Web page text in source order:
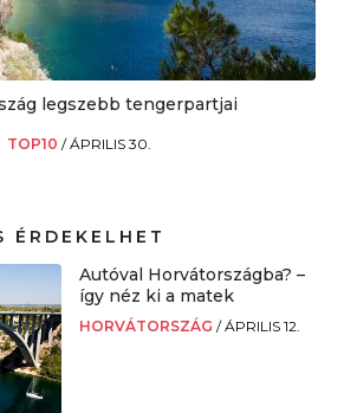
legszebb tengerpartjai
TOP10 /ÁPRILIS 30.
ÉRDEKELHET
Autóval Horvátországba? –
így néz ki a matek
HORVÁTORSZÁG /ÁPRILIS 12.